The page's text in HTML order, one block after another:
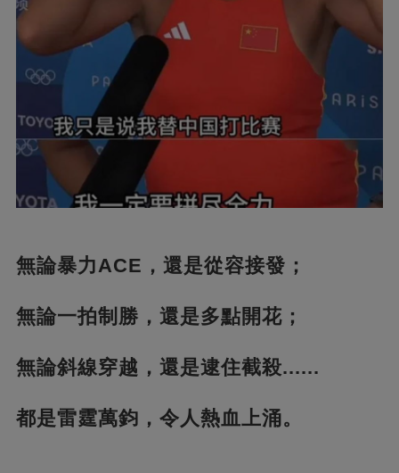
無論暴力ACE，還是從容接發；
無論一拍制勝，還是多點開花；
無論斜線穿越，還是逮住截殺......
都是雷霆萬鈞，令人熱血上涌。